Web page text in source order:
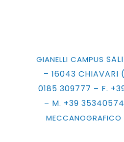
GIANELLI CAMPUS
– 16043 CHIAVARI
0185 309777 – F.
– M. +39